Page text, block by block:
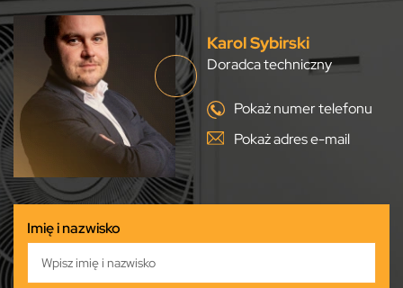
Karol Sybirski
Doradca techniczny
Pokaż numer telefonu
Pokaż adres e-mail
Imię i nazwisko